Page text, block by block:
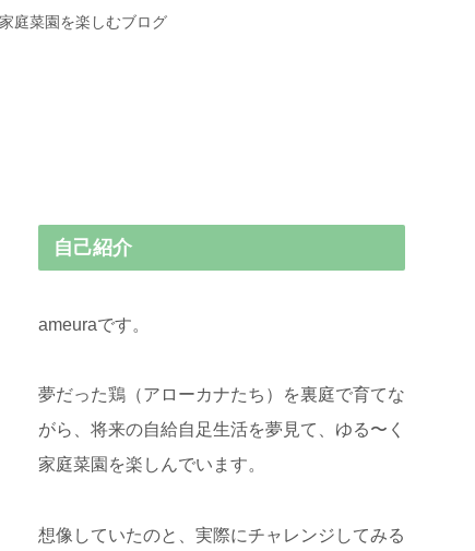
庭菜園を楽しむブログ
自己紹介
ameuraです。
夢だった鶏（アローカナたち）を裏庭で育てな
がら、将来の自給自足生活を夢見て、ゆる〜く
家庭菜園を楽しんでいます。
想像していたのと、実際にチャレンジしてみる